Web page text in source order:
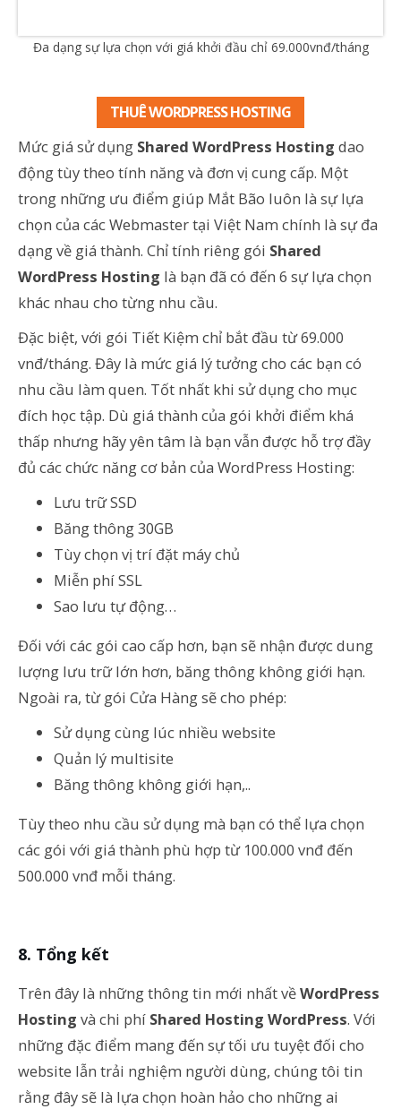
Đa dạng sự lựa chọn với giá khởi đầu chỉ 69.000vnđ/tháng
THUÊ WORDPRESS HOSTING
Mức giá sử dụng Shared WordPress Hosting dao
động tùy theo tính năng và đơn vị cung cấp. Một
trong những ưu điểm giúp Mắt Bão luôn là sự lựa
chọn của các Webmaster tại Việt Nam chính là sự đa
dạng về giá thành. Chỉ tính riêng gói Shared
WordPress Hosting là bạn đã có đến 6 sự lựa chọn
khác nhau cho từng nhu cầu.
Đặc biệt, với gói Tiết Kiệm chỉ bắt đầu từ 69.000
vnđ/tháng. Đây là mức giá lý tưởng cho các bạn có
nhu cầu làm quen. Tốt nhất khi sử dụng cho mục
đích học tập. Dù giá thành của gói khởi điểm khá
thấp nhưng hãy yên tâm là bạn vẫn được hỗ trợ đầy
đủ các chức năng cơ bản của WordPress Hosting:
Lưu trữ SSD
Băng thông 30GB
Tùy chọn vị trí đặt máy chủ
Miễn phí SSL
Sao lưu tự động…
Đối với các gói cao cấp hơn, bạn sẽ nhận được dung
lượng lưu trữ lớn hơn, băng thông không giới hạn.
Ngoài ra, từ gói Cửa Hàng sẽ cho phép:
Sử dụng cùng lúc nhiều website
Quản lý multisite
Băng thông không giới hạn,..
Tùy theo nhu cầu sử dụng mà bạn có thể lựa chọn
các gói với giá thành phù hợp từ 100.000 vnđ đến
500.000 vnđ mỗi tháng.
Tổng kết
Trên đây là những thông tin mới nhất vềWordPress
Hosting và chi phí Shared Hosting WordPress. Với
những đặc điểm mang đến sự tối ưu tuyệt đối cho
website lẫn trải nghiệm người dùng, chúng tôi tin
rằng đây sẽ là lựa chọn hoàn hảo cho những ai